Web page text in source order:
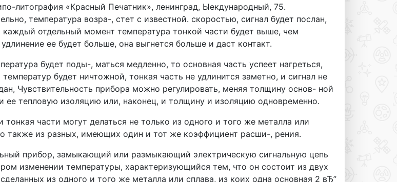
литография «Красный Печатник», ленинград, Ыекдународный, 75.
температура возра-, стет с известной. скоростью, сигнал будет послан,
каждый отдельный момент температура тонкой части будет выше, чем
ее будет больше, она выгнется больше и даст контакт.
будет поды-, маться медленно, то основная часть успеет нагреться,
температур будет ничтожной, тонкая часть не удлинится заметно, и сигнал не
Чувствительность прибора можно регулировать, меняя толщину основ- ной
ее тепловую изоляцию или, наконец, и толщину и изоляцию одновременно.
тонкая части могут делаться не только из одного и того же металла или
также из разных, имеющих один и тот же коэффициент расши-, рения.
прибор, замыкающий или размыкающий электрическую сигнальную цепь
изменении температуры, характеризующийся тем, что он состоит из двух
из одного и того же металла или сплава, из коих одна основная 2 вЂ”